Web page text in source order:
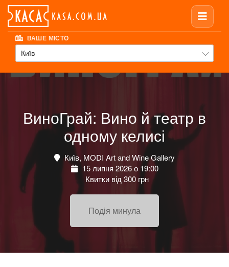
ВАШЕ МІСТО
Київ
ВиноГрай: Вино й театр в
одному келисі
Київ, MODI Art and Wine Gallery
15 липня 2026 о 19:00
Квитки від 300 грн
Подія минула